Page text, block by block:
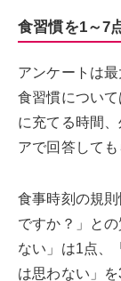
食習慣を1～7
アンケートは
食習慣につい
に充てる時間
アで回答しても
食事時刻の規
ですか？」と
ない」は1点、
は思わない」